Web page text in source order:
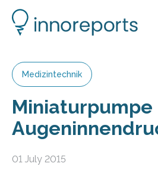
Medizintechnik
01 July 2015